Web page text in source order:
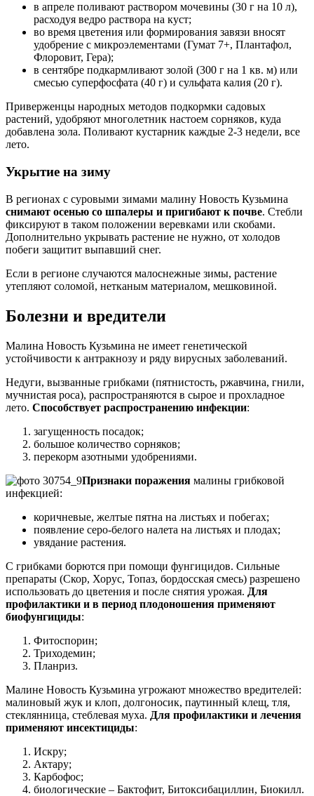
в апреле поливают раствором мочевины (30 г на 10 л),
расходуя ведро раствора на куст;
во время цветения или формирования завязи вносят
удобрение с микроэлементами (Гумат 7+, Плантафол,
Флоровит, Гера);
в сентябре подкармливают золой (300 г на 1 кв. м) или
смесью суперфосфата (40 г) и сульфата калия (20 г).
Приверженцы народных методов подкормки садовых
растений, удобряют многолетник настоем сорняков, куда
добавлена зола. Поливают кустарник каждые 2-3 недели, все
лето.
Укрытие на зиму
В регионах с суровыми зимами малину Новость Кузьмина
снимают осенью со шпалеры и пригибают к почве. Стебли
фиксируют в таком положении веревками или скобами.
Дополнительно укрывать растение не нужно, от холодов
побеги защитит выпавший снег.
Если в регионе случаются малоснежные зимы, растение
утепляют соломой, нетканым материалом, мешковиной.
Болезни и вредители
Малина Новость Кузьмина не имеет генетической
устойчивости к антракнозу и ряду вирусных заболеваний.
Недуги, вызванные грибками (пятнистость, ржавчина, гнили,
мучнистая роса), распространяются в сырое и прохладное
лето. Способствует распространению инфекции:
загущенность посадок;
большое количество сорняков;
перекорм азотными удобрениями.
Признаки поражения малины грибковой
инфекцией:
коричневые, желтые пятна на листьях и побегах;
появление серо-белого налета на листьях и плодах;
увядание растения.
С грибками борются при помощи фунгицидов. Сильные
препараты (Скор, Хорус, Топаз, бордосская смесь) разрешено
использовать до цветения и после снятия урожая. Для
профилактики и в период плодоношения применяют
биофунгициды:
Фитоспорин;
Триходемин;
Планриз.
Малине Новость Кузьмина угрожают множество вредителей:
малиновый жук и клоп, долгоносик, паутинный клещ, тля,
стеклянница, стеблевая муха. Для профилактики и лечения
применяют инсектициды:
Искру;
Актару;
Карбофос;
биологические – Бактофит, Битоксибациллин, Биокилл.